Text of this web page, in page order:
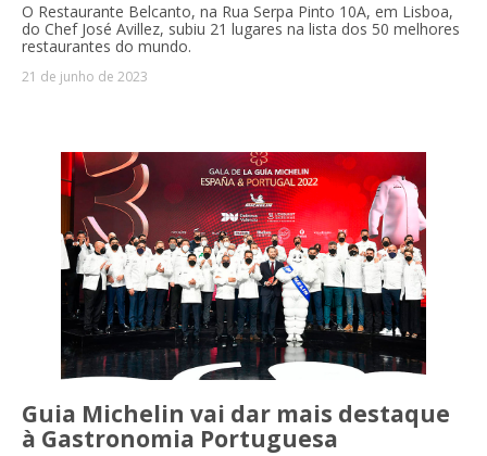
O Restaurante Belcanto, na Rua Serpa Pinto 10A, em Lisboa,
do Chef José Avillez, subiu 21 lugares na lista dos 50 melhores
restaurantes do mundo.
21 de junho de 2023
Guia Michelin vai dar mais destaque
à Gastronomia Portuguesa